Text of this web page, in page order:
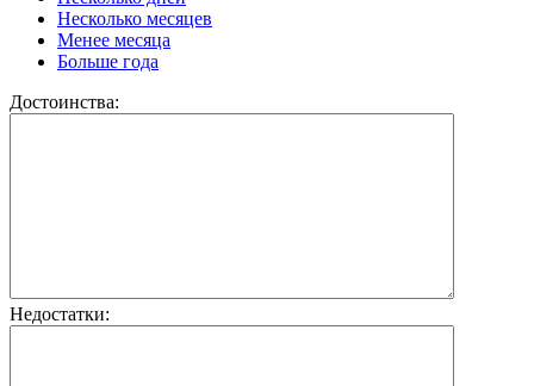
Несколько месяцев
Менее месяца
Больше года
Достоинства:
Недостатки: